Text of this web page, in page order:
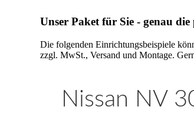
Unser Paket für Sie - genau
Die folgenden Einrichtungsbeispiele
zzgl. MwSt., Versand und Montage.
Nissan NV